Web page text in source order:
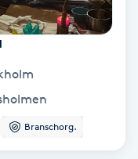
Branschorg.